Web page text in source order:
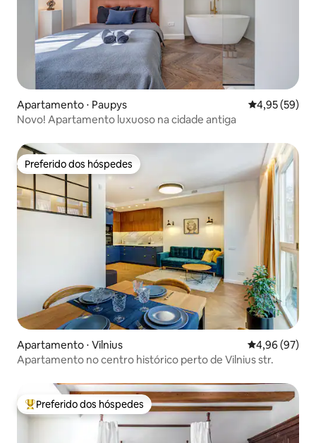
Apartamento ⋅ Paupys 4,95 de uma
4,95 (59)
Novo! Apartamento luxuoso na cidade antiga
Preferido dos hóspedes
Preferido dos hóspedes
Apartamento ⋅ Vilnius 4,96 de uma
4,96 (97)
Apartamento no centro histórico perto de Vilnius str.
Entre os melhores preferidos dos hóspedes
Preferido dos hóspedes